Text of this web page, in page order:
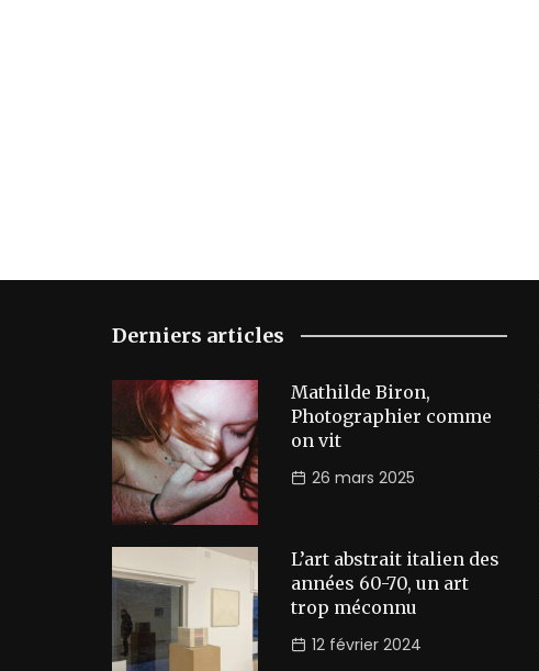
Derniers articles
Mathilde Biron,
Photographier comme
on vit
26 mars 2025
L’art abstrait italien des
années 60-70, un art
trop méconnu
12 février 2024